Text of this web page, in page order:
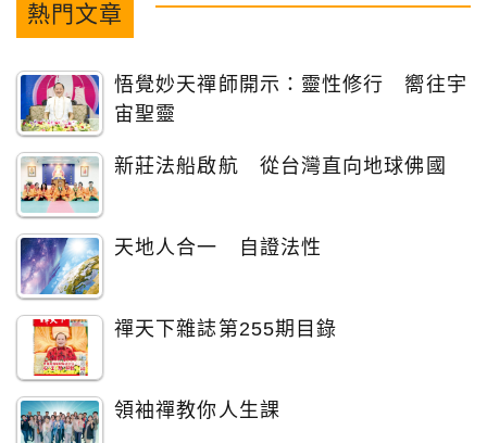
熱門文章
悟覺妙天禪師開示：靈性修行 嚮往宇
宙聖靈
新莊法船啟航 從台灣直向地球佛國
天地人合一 自證法性
禪天下雜誌第255期目錄
領袖禪教你人生課